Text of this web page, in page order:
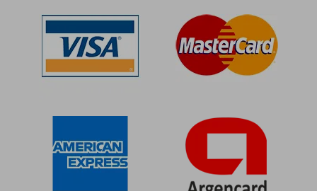
dcto. $ 61.054
50%
dcto.